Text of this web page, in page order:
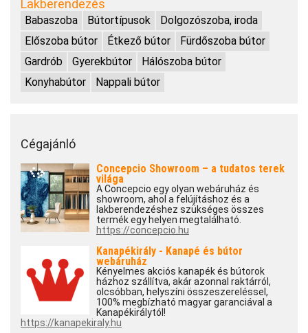
Lakberendezés
Babaszoba Bútortípusok
Dolgozószoba, iroda
Előszoba bútor
Étkező bútor
Fürdőszoba bútor
Gardrób
Gyerekbútor
Hálószoba bútor
Konyhabútor
Nappali bútor
Cégajánló
Concepcio Showroom – a tudatos terek
világa
A Concepcio egy olyan webáruház és
showroom, ahol a felújításhoz és a
lakberendezéshez szükséges összes
termék egy helyen megtalálható.
https://concepcio.hu
Kanapékirály - Kanapé és bútor
webáruház
Kényelmes akciós kanapék és bútorok
házhoz szállítva, akár azonnal raktárról,
olcsóbban, helyszíni összeszereléssel,
100% megbízható magyar garanciával a
Kanapékirálytól!
https://kanapekiraly.hu